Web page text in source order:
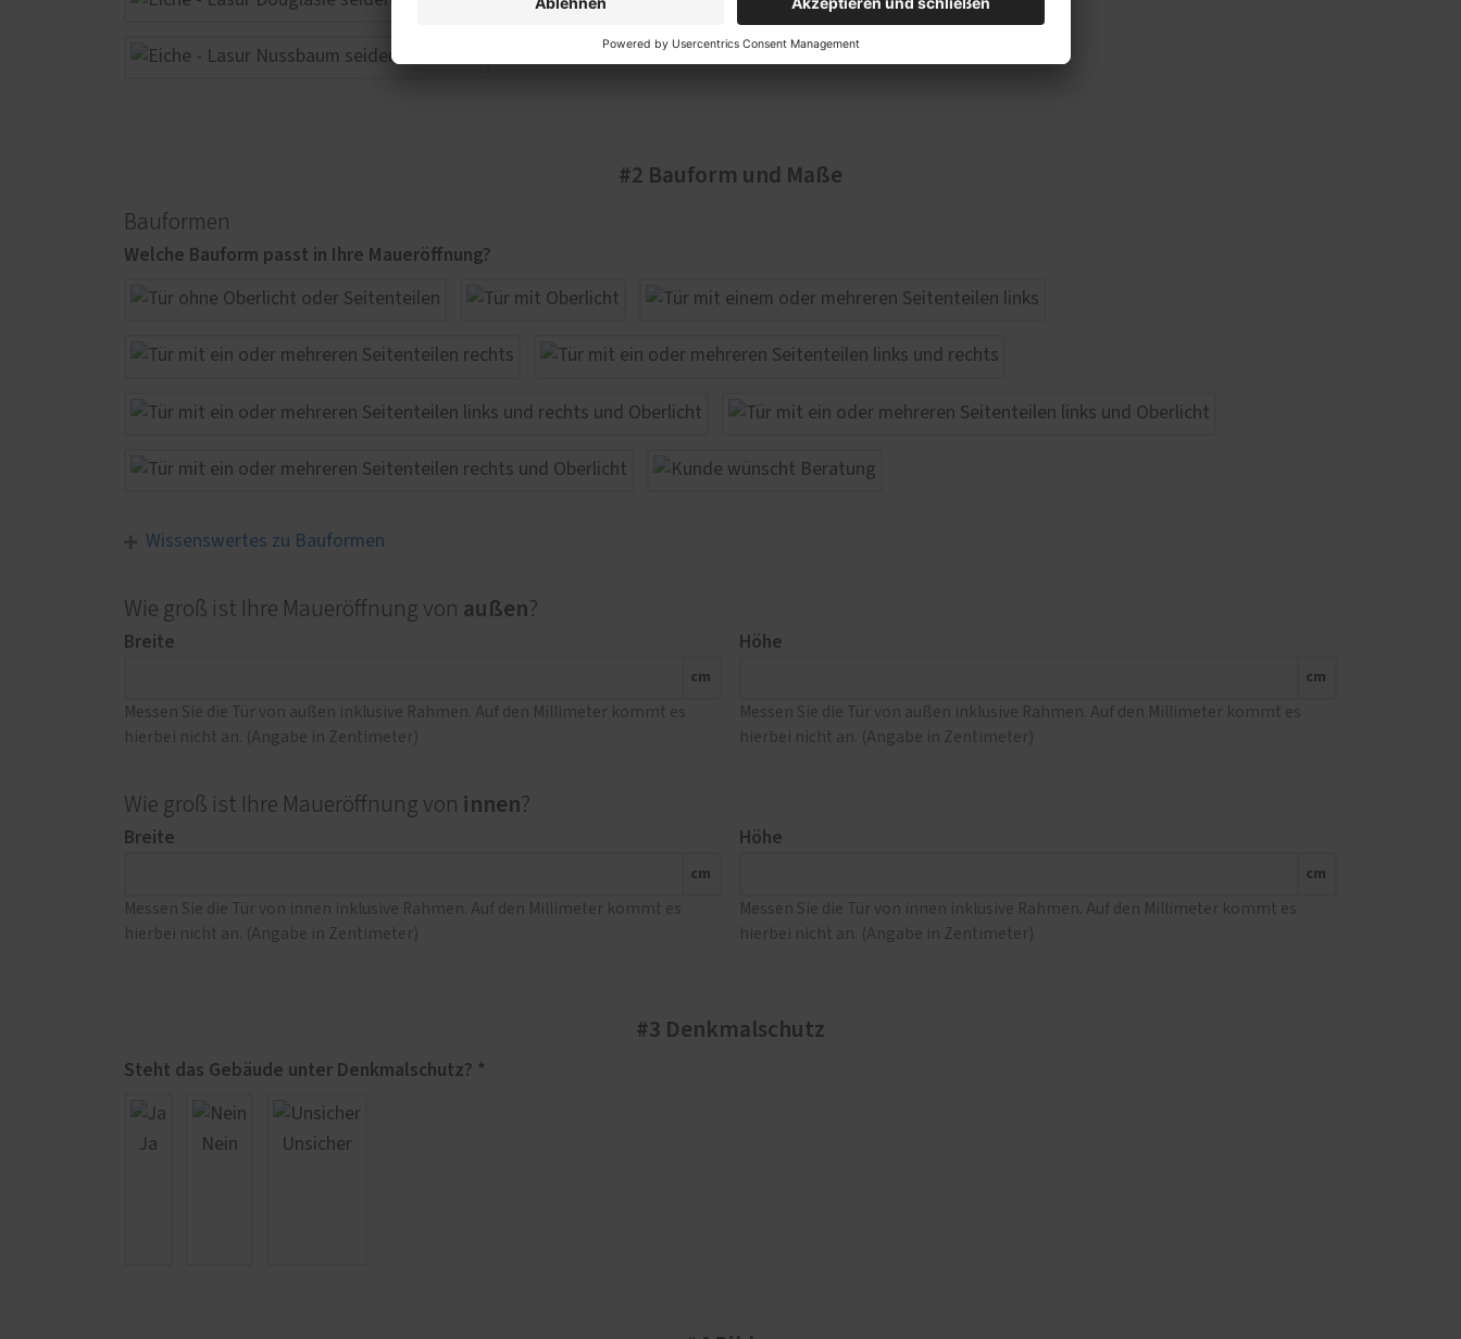
#2 Bauform und Maße
Bauformen
Welche Bauform passt in Ihre Maueröffnung?
Wissenswertes zu Bauformen
Wie groß ist Ihre Maueröffnung von außen?
Breite
cm
Messen Sie die Tür von außen inklusive Rahmen. Auf den Millimeter kommt es
hierbei nicht an. (Angabe in Zentimeter)
Höhe
cm
Messen Sie die Tür von außen inklusive Rahmen. Auf den Millimeter kommt es
hierbei nicht an. (Angabe in Zentimeter)
Wie groß ist Ihre Maueröffnung von innen?
Breite
cm
Messen Sie die Tür von innen inklusive Rahmen. Auf den Millimeter kommt es
hierbei nicht an. (Angabe in Zentimeter)
Höhe
cm
Messen Sie die Tür von innen inklusive Rahmen. Auf den Millimeter kommt es
hierbei nicht an. (Angabe in Zentimeter)
#3 Denkmalschutz
Steht das Gebäude unter Denkmalschutz? *
Ja Nein Unsicher